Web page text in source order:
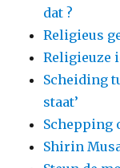
dat ?
Religieus
Religieuze
Scheiding
staat’
Schepping
Shirin